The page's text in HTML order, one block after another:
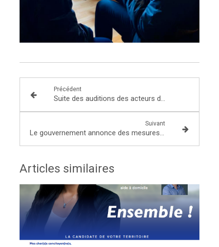
Précédent
Suite des auditions des acteurs du logement dans le cadre de l’examen du projet de loi finance de 2022!
Suivant
Le gouvernement annonce des mesures pour limiter la hausse des prix du gaz et de l’électricité
Articles similaires